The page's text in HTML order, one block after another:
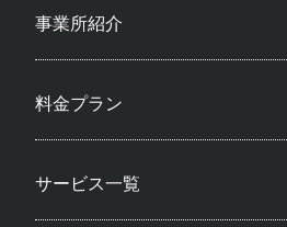
事業所紹介
料金プラン
サービス一覧